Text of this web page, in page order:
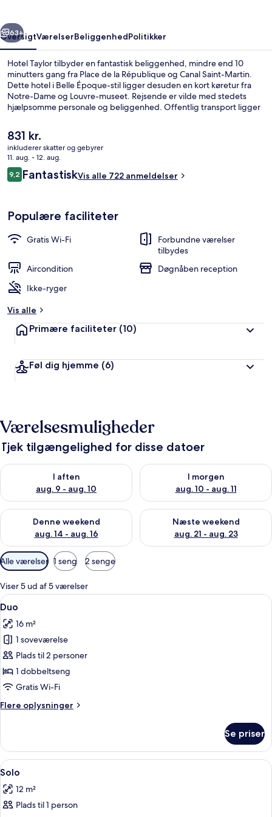
Næste
63+
OversigtVærelserBeliggenhedPolitikker
Hotel Taylor tilbyder en fantastisk beliggenhed, mindre end 10
minutters gang fra Place de la République og Canal Saint-Martin.
Dette hotel i Belle Époque-stil ligger desuden en kort køretur fra
Notre-Dame og Louvre-museet. Rejsende er vilde med stedets
hjælpsomme personale og beliggenhed. Offentlig transport ligger
minutter væk og Strasbourg - Saint-Denis Metrostation ligger 5
minutter derfra.
Den
nuværende
pris
er
831 kr.
831 kr.
inkluderer skatter og gebyrer
11. aug. - 12. aug.
Anmeldelser
9,29,2 ud af 10.
FantastiskVis alle 722 anmeldelser
Populære faciliteter
Gratis Wi-Fi
Forbundne værelser
tilbydes
Aircondition
Døgnåben reception
Ikke-ryger
Vis alle
Primære faciliteter (10)
Føl dig hjemme (6)
Værelsesmuligheder
Tjek tilgængelighed for disse datoer
I aften
aug. 9 - aug. 10
Tjek tilgængelighed for i aften aug. 9 - aug. 10
I morgen
aug. 10 - aug. 11
Tjek tilgængelighed for i
Denne weekend
aug. 14 - aug. 16
Tjek tilgængelighed for denne weekend aug. 14 - aug. 16
Næste weekend
aug. 21 - aug. 23
Tjek tilgængelighed for næste
Tilgængelige
filtre
for
værelser
Alle værelser 1 seng 2 senge
Viser 5 ud af 5 værelser
Indlæs
alle
billeder
af
Duo
En pænt redt seng med hvide
3
Duo
16 m²
1 soveværelse
Plads til 2 personer
1 dobbeltseng
Gratis Wi-Fi
Flere oplysninger
Flere
Se priser
Indlæs
alle
billeder
af
En moderne bruseniche med både
1
Solo
12 m²
Plads til 1 person